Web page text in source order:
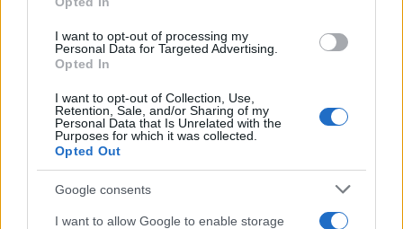
grant or deny consent to Google and its third-party tags to
consent section.
I want to opt-out of processing my
Personal Data for Targeted Advertising.
Opted In
I want to opt-out of Collection, Use,
Retention, Sale, and/or Sharing of my
Personal Data that Is Unrelated with the
Purposes for which it was collected.
Opted Out
Google consents
I want to allow Google to enable storage